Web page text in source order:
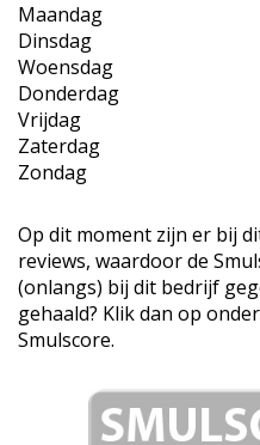
Maandag
Dinsdag
Woensdag
Donderdag
Vrijdag
Zaterdag
Zondag
Op dit moment zijn er bij
reviews, waardoor de
(onlangs) bij dit bedrijf
gehaald? Klik dan op
Smulscore.